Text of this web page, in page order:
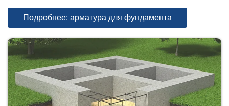
Подробнее: арматура для фундамента